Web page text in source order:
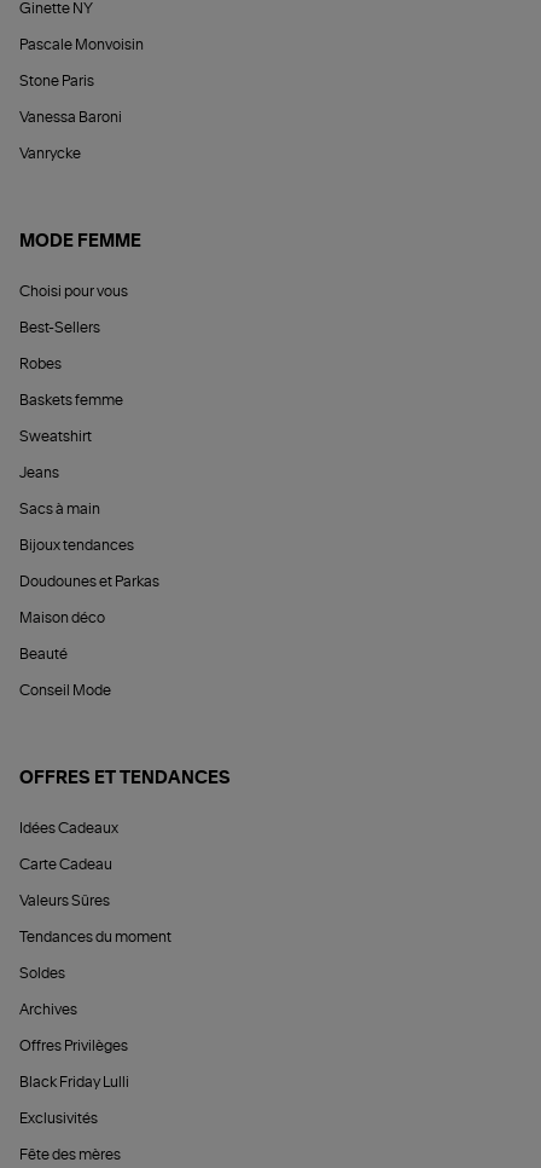
Ginette NY
Pascale Monvoisin
Stone Paris
Vanessa Baroni
Vanrycke
MODE FEMME
Choisi pour vous
Best-Sellers
Robes
Baskets femme
Sweatshirt
Jeans
Sacs à main
Bijoux tendances
Doudounes et Parkas
Maison déco
Beauté
Conseil Mode
OFFRES ET TENDANCES
Idées Cadeaux
Carte Cadeau
Valeurs Sûres
Tendances du moment
Soldes
Archives
Offres Privilèges
Black Friday Lulli
Exclusivités
Fête des mères